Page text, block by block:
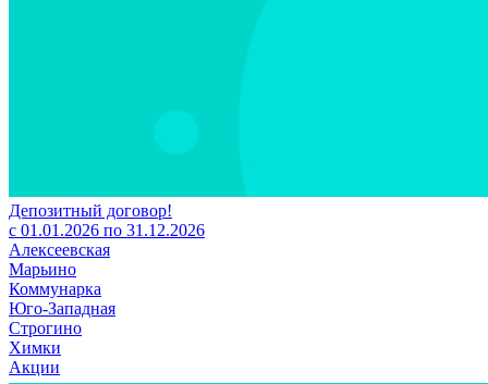
Депозитный договор!
с 01.01.2026 по 31.12.2026
Алексеевская
Марьино
Коммунарка
Юго-Западная
Строгино
Химки
Акции